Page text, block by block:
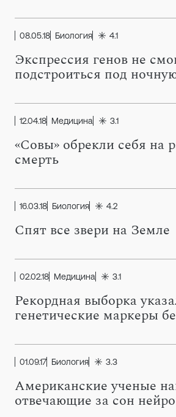
08.05.18 Биология 4.1
Экспрессия генов не
подстроиться под
12.04.18 Медицина 3.1
«Совы» обрекли себя на
смерть
16.03.18 Биология 4.2
Спят все звери на Земле
02.02.18 Медицина 3.1
Рекордная выборка
генетические маркеры
01.09.17 Биология 3.3
Американские ученые
отвечающие за сон